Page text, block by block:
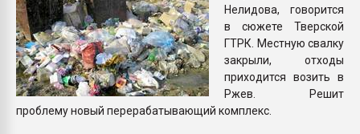
Нелидова, говорится
в сюжете Тверской
ГТРК. Местную свалку
закрыли, отходы
приходится возить в
Ржев. Решит
проблему новый перерабатывающий комплекс.